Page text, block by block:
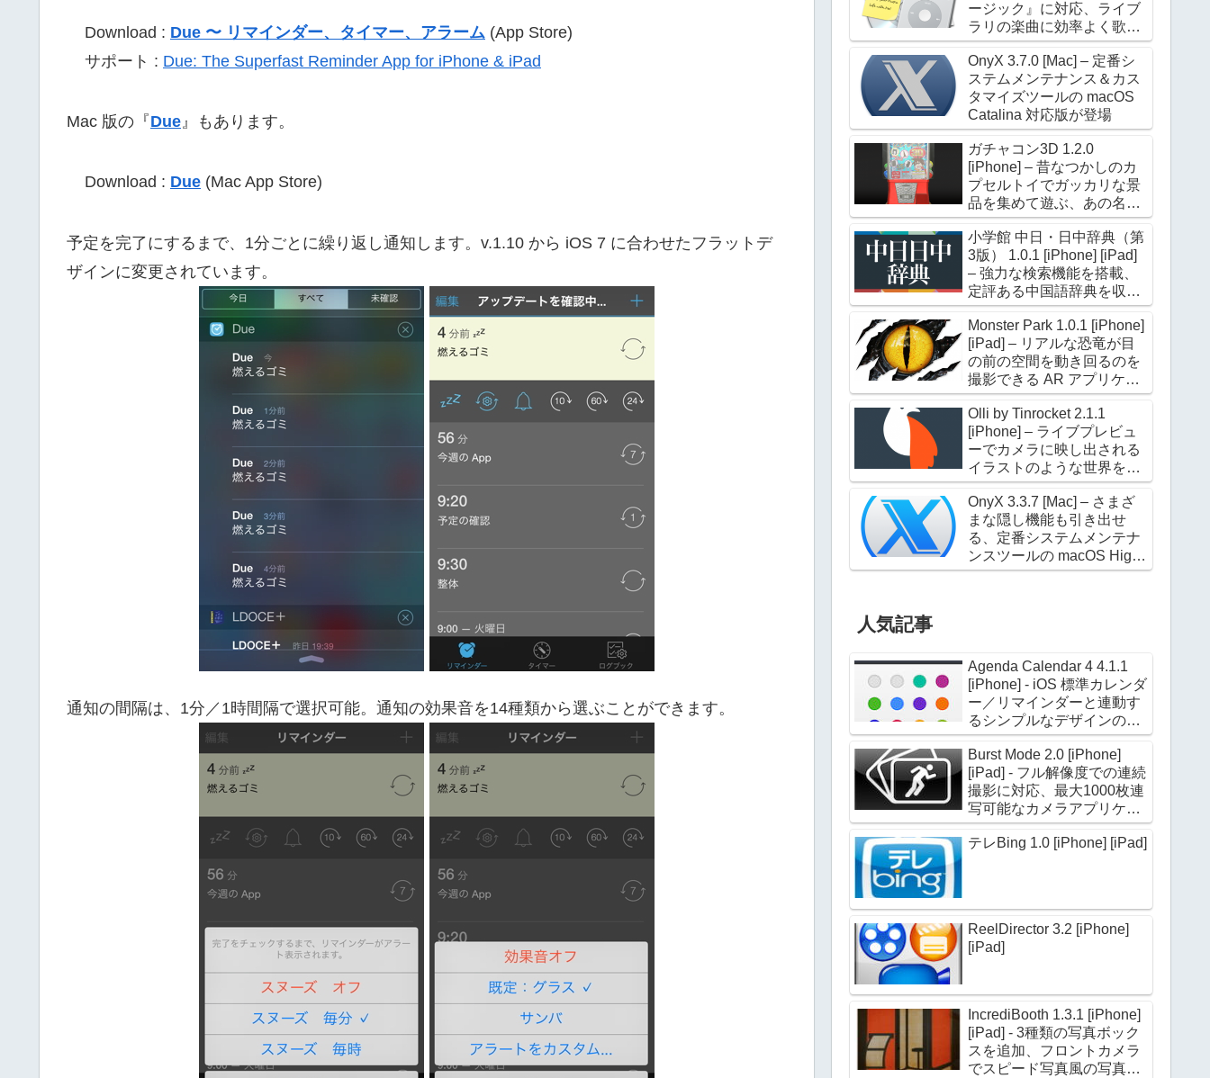
Download : Due 〜 リマインダー、タイマー、アラーム (App Store)
サポート : Due: The Superfast Reminder App for iPhone & iPad
Mac 版の『Due』もあります。
Download : Due (Mac App Store)
予定を完了にするまで、1分ごとに繰り返し通知します。v.1.10 から iOS 7 に合わせたフラットデ
ザインに変更されています。
通知の間隔は、1分／1時間隔で選択可能。通知の効果音を14種類から選ぶことができます。
ージック』に対応、ライブ
ラリの楽曲に効率よく歌詞
を設定できる
OnyX 3.7.0 [Mac] – 定番シ
ステムメンテナンス＆カス
タマイズツールの macOS
Catalina 対応版が登場
ガチャコン3D 1.2.0
[iPhone] – 昔なつかしのカ
プセルトイでガッカリな景
品を集めて遊ぶ、あの名作
が進化して帰ってきた
小学館 中日・日中辞典（第
3版） 1.0.1 [iPhone] [iPad]
– 強力な検索機能を搭載、
定評ある中国語辞典を収録
した電子辞典アプリケーシ
ョン
Monster Park 1.0.1 [iPhone]
[iPad] – リアルな恐竜が目
の前の空間を動き回るのを
撮影できる AR アプリケー
ション
Olli by Tinrocket 2.1.1
[iPhone] – ライブプレビュ
ーでカメラに映し出される
イラストのような世界を撮
影できるアプリケーション
OnyX 3.3.7 [Mac] – さまざ
まな隠し機能も引き出せ
る、定番システムメンテナ
ンスツールの macOS High
Sierra 対応版
人気記事
Agenda Calendar 4 4.1.1
[iPhone] - iOS 標準カレンダ
ー／リマインダーと連動す
るシンプルなデザインのカ
レンダーアプリケーション
Burst Mode 2.0 [iPhone]
[iPad] - フル解像度での連続
撮影に対応、最大1000枚連
写可能なカメラアプリケー
ション
テレBing 1.0 [iPhone] [iPad]
ReelDirector 3.2 [iPhone]
[iPad]
IncrediBooth 1.3.1 [iPhone]
[iPad] - 3種類の写真ボック
スを追加、フロントカメラ
でスピード写真風の写真を